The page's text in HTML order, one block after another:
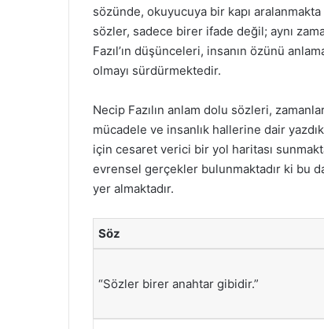
sözünde, okuyucuya bir kapı
sözler, sadece birer ifade değil; aynı
Fazıl’ın düşünceleri, insanın özünü
olmayı sürdürmektedir.
Necip Fazılın anlam dolu sözleri,
mücadele ve insanlık hallerine dair
için cesaret verici bir yol haritası
evrensel gerçekler bulunmaktadır ki bu
yer almaktadır.
Söz
“Sözler birer anahtar gibidir.”